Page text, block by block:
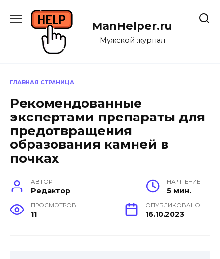
содержанию
ManHelper.ru
Мужской журнал
ГЛАВНАЯ СТРАНИЦА
Рекомендованные
экспертами препараты для
предотвращения
образования камней в
почках
АВТОР
Редактор
НА ЧТЕНИЕ
5 мин.
ПРОСМОТРОВ
11
ОПУБЛИКОВАНО
16.10.2023